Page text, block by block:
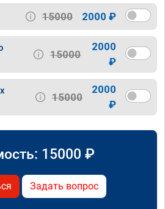
15000 2000 ₽
15000
2000
₽
15000
2000
₽
15000 ₽
Задать вопрос